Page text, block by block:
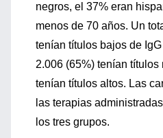
negros, el 37% eran
menos de 70 años. Un
tenían títulos bajos de
2.006 (65%) tenían
tenían títulos altos. Las
las terapias
los tres grupos.